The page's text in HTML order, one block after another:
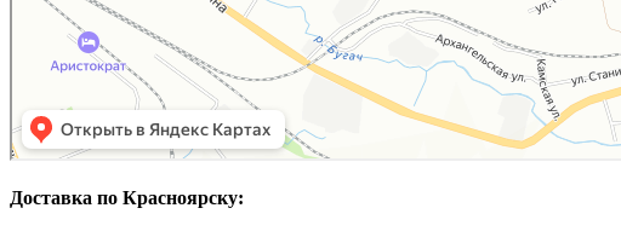
Доставка по Красноярску: